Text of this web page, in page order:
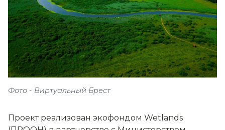
Фото - Виртуальный Брест
Проект реализован экофондом Wetlands